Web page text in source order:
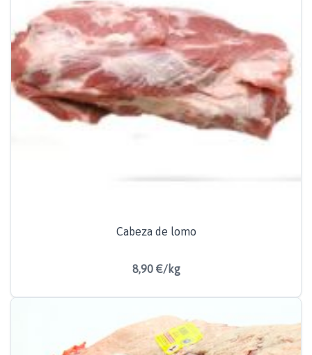
Cabeza de lomo
8,90 €/kg